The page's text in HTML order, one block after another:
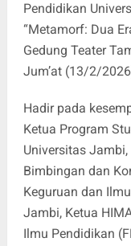
Pendidikan
“Metamorf: Dua
Gedung Teater
Jum’at (13/2/
Hadir pada
Ketua Program
Universitas
Bimbingan dan
Keguruan dan
Jambi, Ketua
Ilmu Pendidikan